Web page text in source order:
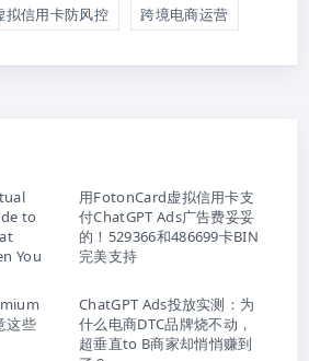
拟信用卡防风控 跨境电商运营
to
You
用FotonCard虚拟信用卡支
付ChatGPT Ads广告费妥妥
的！529366和486699卡BIN
完美支持
这些
ChatGPT Ads投放实测：为
什么电商DTC品牌烧不动，
超垂直to B商家却悄悄赚到